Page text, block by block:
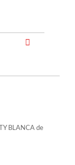
BLANCA de